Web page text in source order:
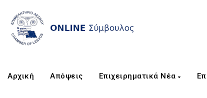
Αρχική Απόψεις Επιχειρηματικά Νέα